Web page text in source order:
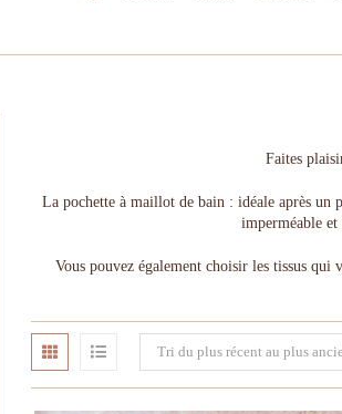
Faites
La pochette à maillot de bain : idéale après un
imperméable
Vous pouvez également choisir les tissus qui
Tri du plus récent au plus